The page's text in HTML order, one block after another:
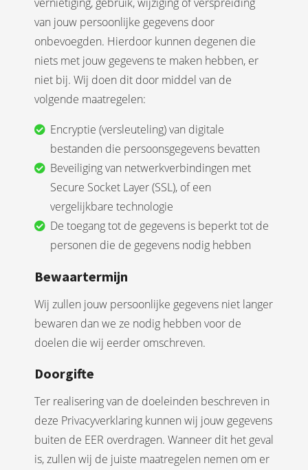
van jouw persoonlijke gegevens door
onbevoegden. Hierdoor kunnen degenen die
niets met jouw gegevens te maken hebben, er
niet bij. Wij doen dit door middel van de
volgende maatregelen:
Encryptie (versleuteling) van digitale
bestanden die persoonsgegevens bevatten
Beveiliging van netwerkverbindingen met
Secure Socket Layer (SSL), of een
vergelijkbare technologie
De toegang tot de gegevens is beperkt tot de
personen die de gegevens nodig hebben
Bewaartermijn
Wij zullen jouw persoonlijke gegevens niet langer
bewaren dan we ze nodig hebben voor de
doelen die wij eerder omschreven.
Doorgifte
Ter realisering van de doeleinden beschreven in
deze Privacyverklaring kunnen wij jouw gegevens
buiten de EER overdragen. Wanneer dit het geval
is, zullen wij de juiste maatregelen nemen om er